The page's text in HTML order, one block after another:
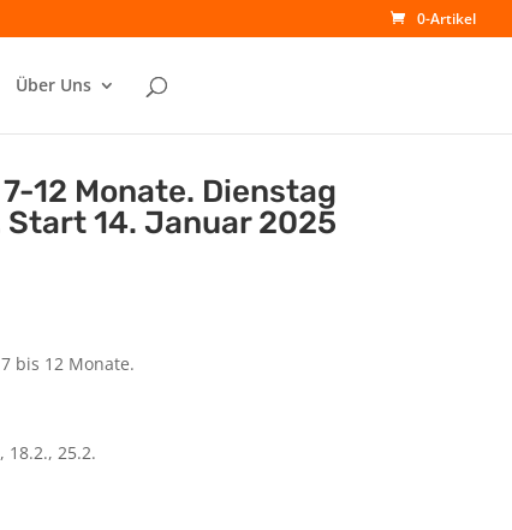
0-Artikel
Über Uns
12 Monate. Dienstag
Start 14. Januar 2025
bis 12 Monate.
18.2., 25.2.